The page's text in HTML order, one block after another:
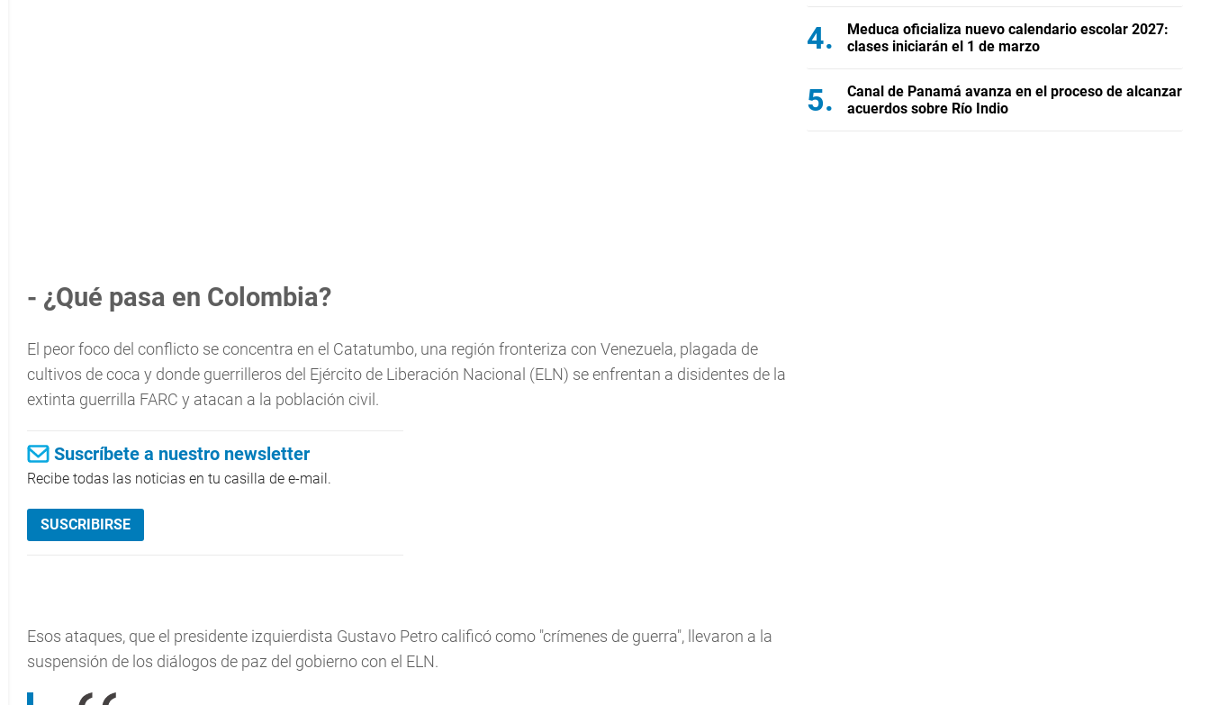
- ¿Qué pasa en Colombia?
El peor foco del conflicto se concentra en el Catatumbo, una región fronteriza con Venezuela, plagada de
cultivos de coca y donde guerrilleros del Ejército de Liberación Nacional (ELN) se enfrentan a disidentes de la
extinta guerrilla FARC y atacan a la población civil.
Suscríbete a nuestro newsletter
Recibe todas las noticias en tu casilla de e-mail.
SUSCRIBIRSE
Esos ataques, que el presidente izquierdista Gustavo Petro calificó como "crímenes de guerra", llevaron a la
suspensión de los diálogos de paz del gobierno con el ELN.
Meduca oficializa nuevo calendario escolar 2027:
clases iniciarán el 1 de marzo
Canal de Panamá avanza en el proceso de alcanzar
acuerdos sobre Río Indio